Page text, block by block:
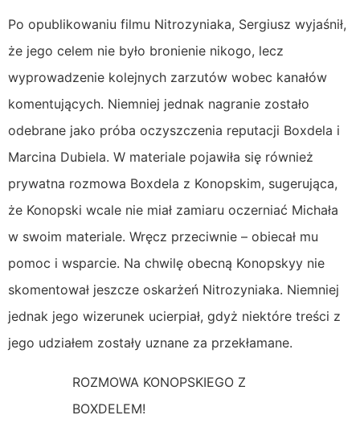
Po opublikowaniu filmu Nitrozyniaka, Sergiusz wyjaśnił,
że jego celem nie było bronienie nikogo, lecz
wyprowadzenie kolejnych zarzutów wobec kanałów
komentujących. Niemniej jednak nagranie zostało
odebrane jako próba oczyszczenia reputacji Boxdela i
Marcina Dubiela. W materiale pojawiła się również
prywatna rozmowa Boxdela z Konopskim, sugerująca,
że Konopski wcale nie miał zamiaru oczerniać Michała
w swoim materiale. Wręcz przeciwnie – obiecał mu
pomoc i wsparcie. Na chwilę obecną Konopskyy nie
skomentował jeszcze oskarżeń Nitrozyniaka. Niemniej
jednak jego wizerunek ucierpiał, gdyż niektóre treści z
jego udziałem zostały uznane za przekłamane.
ROZMOWA KONOPSKIEGO Z
BOXDELEM!